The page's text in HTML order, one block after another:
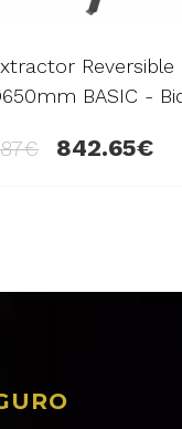
Reversible
BASIC -
842.65